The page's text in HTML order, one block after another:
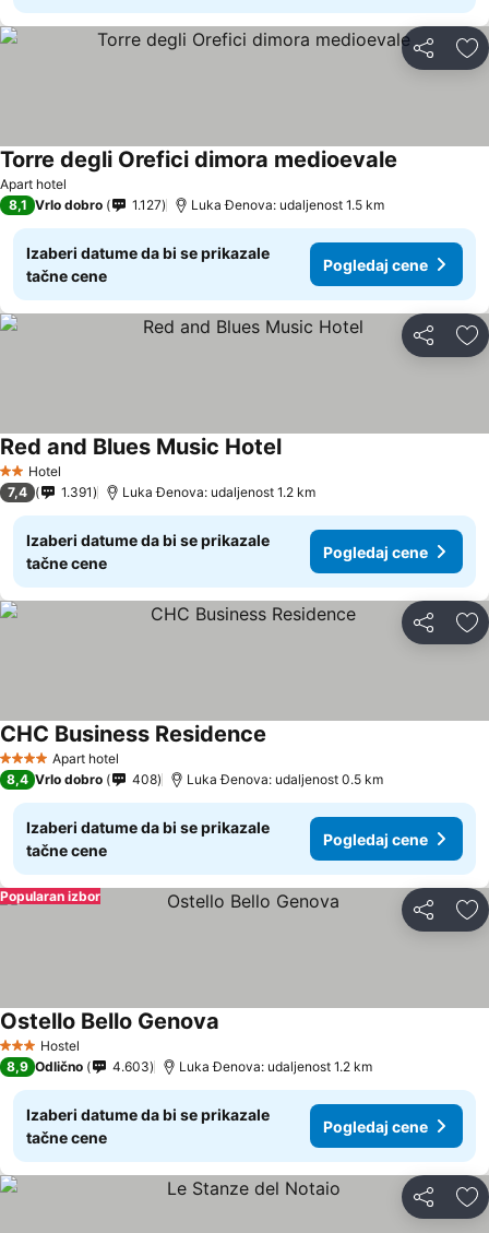
Deli
Apart hotel
Torre degli Orefici dimora medioevale
8,1 Vrlo dobro 1.127 Luka Đenova: udaljenost 1.5 km
Izaberi datume da bi se prikazale
tačne cene
Pogledaj cene
Deli
2 Zvezdice
Hotel
Red and Blues Music HotelPogledaj cene
7,4 1.391 Luka Đenova: udaljenost 1.2 km
Izaberi datume da bi se prikazale
tačne cene
Pogledaj cene
Deli
4 ZvezdiceApart hotel
CHC Business Residence
8,4 Vrlo dobro 408 Luka Đenova: udaljenost 0.5 km
Izaberi datume da bi se prikazale
tačne cene
Pogledaj cene
Deli
Popularan izbor
3 Zvezdice
Hostel
Ostello Bello Genova
8,9 Odlično 4.603 Luka Đenova: udaljenost 1.2 km
Izaberi datume da bi se prikazale
tačne cene
Pogledaj cene
Deli